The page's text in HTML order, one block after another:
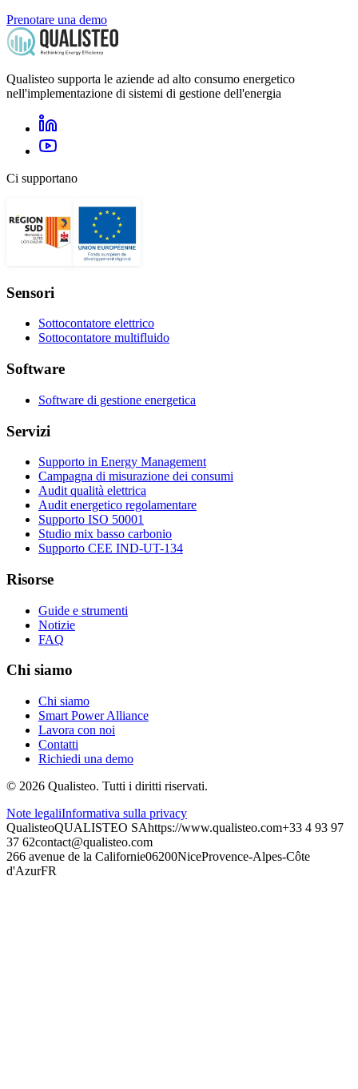
Prenotare una demo
Qualisteo supporta le aziende ad alto consumo energetico
nell'implementazione di sistemi di gestione dell'energia
Ci supportano
Sensori
Sottocontatore elettrico
Sottocontatore multifluido
Software
Software di gestione energetica
Servizi
Supporto in Energy Management
Campagna di misurazione dei consumi
Audit qualità elettrica
Audit energetico regolamentare
Supporto ISO 50001
Studio mix basso carbonio
Supporto CEE IND-UT-134
Risorse
Guide e strumenti
Notizie
FAQ
Chi siamo
Chi siamo
Smart Power Alliance
Lavora con noi
Contatti
Richiedi una demo
© 2026 Qualisteo. Tutti i diritti riservati.
Note legaliInformativa sulla privacy
QualisteoQUALISTEO SAhttps://www.qualisteo.com+33 4 93 97
37 62contact@qualisteo.com
266 avenue de la Californie06200NiceProvence-Alpes-Côte
d'AzurFR